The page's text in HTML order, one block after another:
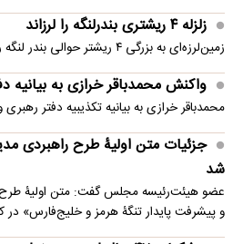
زلزله ۴ ریشتری بندرلنگه را لرزاند
زمین‌لرزه‌ای به بزرگی ۴ ریشتر حوالی بندر لنگه را در غرب هرمزگان لرزاند.
واکنش محمدباقر خرازی به بیانیه
محمدباقر خرازی به بیانیه تکذیبیه دفتر
جزئیات متن اولیۀ طرح راهبردی
شد
عضو هیئت‌رئیسه مجلس گفت: متن اولیۀ طرح
و پیشرفت پایدار تنگۀ هرمز و خلیج‌فارس»